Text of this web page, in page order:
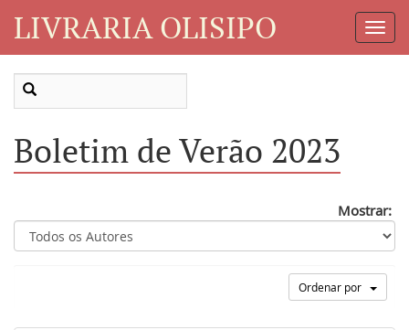
LIVRARIA OLISIPO
Boletim de Verão 2023
Mostrar:
Ordenar por